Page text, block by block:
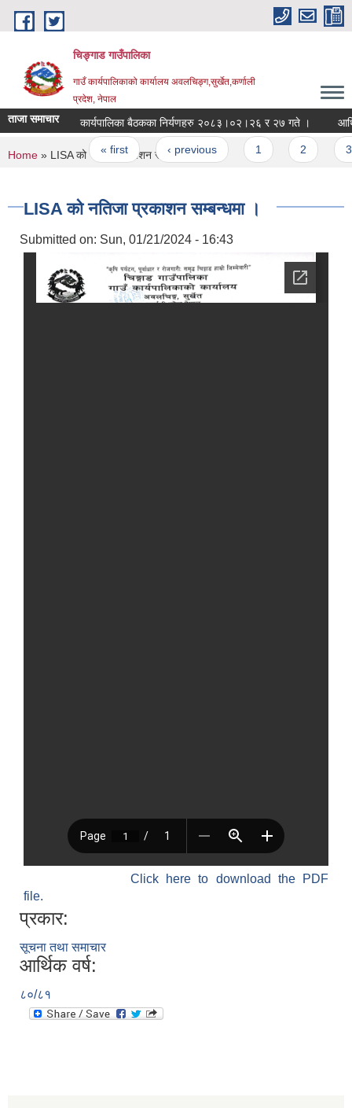
Skip to main content
चिङ्गाड गाउँपालिका
गाउँ कार्यपालिकाको कार्यालय अवलचिङ्ग,सुर्खेत,कर्णाली
प्रदेश, नेपाल
ताजा समाचार कार्यपालिका बैठकका निर्यणहरु २०८३।०२।२६ र २७ गते । आर्थिक
Pages
« first ‹ previous
You are here
Home » LISA को नतिजा प्रकाशन सम्बन्धमा ।
LISA को नतिजा प्रकाशन सम्बन्धमा ।
Submitted on: Sun, 01/21/2024 - 16:43
Click here to download the PDF
file.
प्रकार:
सूचना तथा समाचार
आर्थिक वर्ष:
८०/८१